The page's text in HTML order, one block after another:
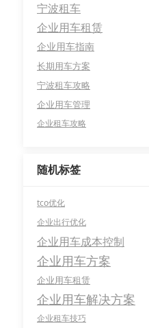
宁波租车
企业用车租赁
企业用车指南
长期用车方案
宁波租车攻略
企业用车管理
企业租车攻略
随机标签
tco优化
企业出行优化
企业用车成本控制
企业用车方案
企业用车租赁
企业用车解决方案
企业租车技巧